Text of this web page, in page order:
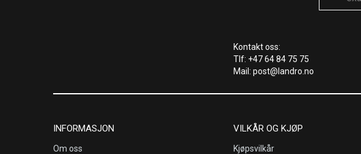
Kontakt oss:
Tlf: +47 64 84 75 75
Mail: post@landro.no
INFORMASJON
Om oss
VILKÅR OG KJØP
Kjøpsvilkår